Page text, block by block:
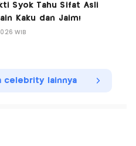
Syok Tahu Sifat Asli
Kaku dan Jaim!
WIB
celebrity lainnya